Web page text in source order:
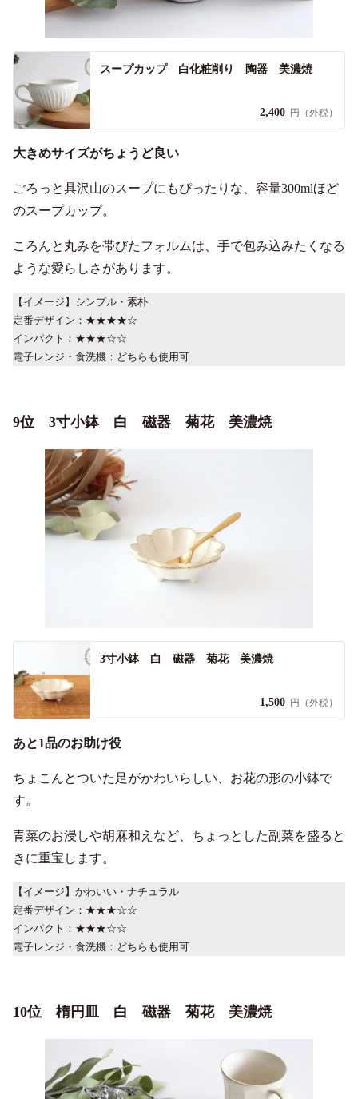
スープカップ 白化粧削り 陶器 美濃焼
2,400 円（外税）
大きめサイズがちょうど良い
ごろっと具沢山のスープにもぴったりな、容量300mlほど
のスープカップ。
ころんと丸みを帯びたフォルムは、手で包み込みたくなる
ような愛らしさがあります。
【イメージ】シンプル・素朴
定番デザイン：★★★★☆
インパクト：★★★☆☆
電子レンジ・食洗機：どちらも使用可
9位 3寸小鉢 白 磁器 菊花 美濃焼
3寸小鉢 白 磁器 菊花 美濃焼
1,500 円（外税）
あと1品のお助け役
ちょこんとついた足がかわいらしい、お花の形の小鉢で
す。
青菜のお浸しや胡麻和えなど、ちょっとした副菜を盛ると
きに重宝します。
【イメージ】かわいい・ナチュラル
定番デザイン：★★★☆☆
インパクト：★★★☆☆
電子レンジ・食洗機：どちらも使用可
10位 楕円皿 白 磁器 菊花 美濃焼